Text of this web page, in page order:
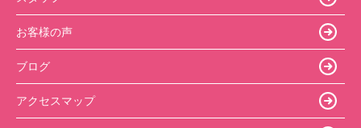
お客様の声
ブログ
アクセスマップ